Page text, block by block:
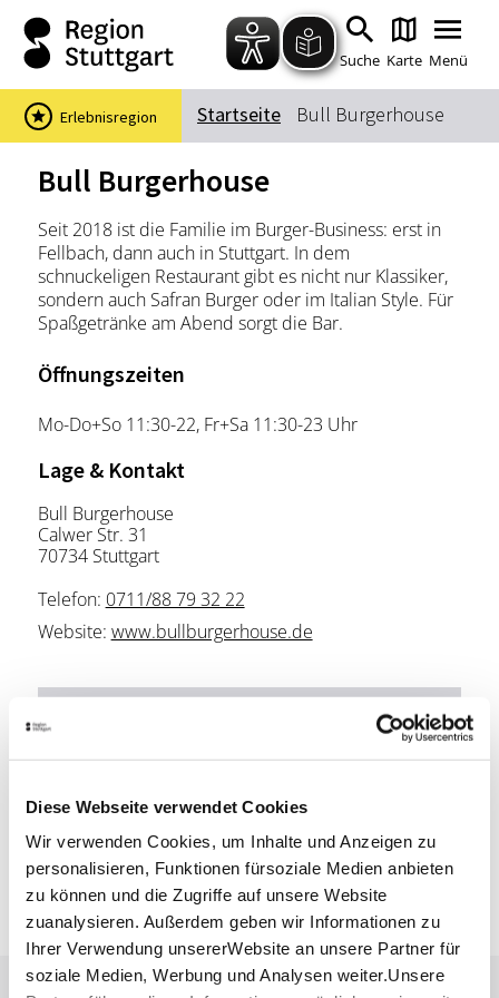
Diese Webseite verwendet Cookies
Wir verwenden Cookies, um Inhalte und Anzeigen zu
personalisieren, Funktionen fürsoziale Medien anbieten
zu können und die Zugriffe auf unsere Website
zuanalysieren. Außerdem geben wir Informationen zu
Ihrer Verwendung unsererWebsite an unsere Partner für
soziale Medien, Werbung und Analysen weiter.Unsere
Zum Hauptinhalt springen
Zur Suche springen
Zur Hauptnavigation
Zum Footer springen
Suche Karte Menü
Suchbegriff
Das könnte Sie interessieren
Stadtführungen
Events & Tickets
Ausflugsziele
Erlebnisse
Wein
Wandern
Startseite Bull Burgerhouse
Erlebnisregion
Bull Burgerhouse
Seit 2018 ist die Familie im Burger-Business: erst in
Fellbach, dann auch in Stuttgart. In dem
schnuckeligen Restaurant gibt es nicht nur Klassiker,
sondern auch Safran Burger oder im Italian Style. Für
Spaßgetränke am Abend sorgt die Bar.
Öffnungszeiten
Mo-Do+So 11:30-22, Fr+Sa 11:30-23 Uhr
Lage & Kontakt
Bull Burgerhouse
Calwer Str. 31
70734 Stuttgart
Telefon: 0711/88 79 32 22
Website: www.bullburgerhouse.de
Verkehrs- und Tarifverbund Stuttgart GmbH
Fahrplanauskunft des VVS
Deutsche Bahn AG
Google Maps
Google Maps Route